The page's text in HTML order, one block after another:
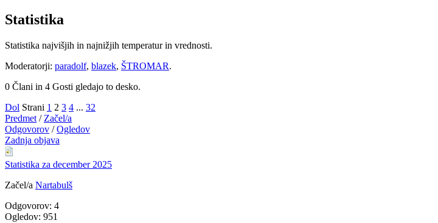
Statistika
Statistika najvišjih in najnižjih temperatur in vrednosti.
Moderatorji: paradolf, blazek, ŠTROMAR.
0 Člani in 4 Gosti gledajo to desko.
Dol Strani 1 2 3 4 ... 32
Predmet / Začel/a
Odgovorov /Ogledov
Zadnja objava
Statistika za december 2025
Začel/a Nartabulš
Odgovorov: 4
Ogledov: 951